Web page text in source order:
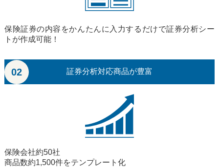
保険証券の内容をかんたんに入力するだけで証券分析シー
トが作成可能！
02 証券分析対応商品が豊富
保険会社約50社
商品数約1,500件をテンプレート化